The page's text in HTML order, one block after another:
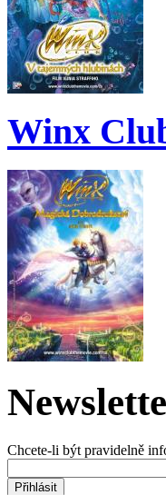
Winx
Chcete-li být pravidelně